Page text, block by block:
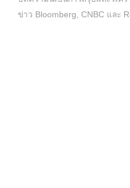
ข่าว Bloomberg, CNBC และ